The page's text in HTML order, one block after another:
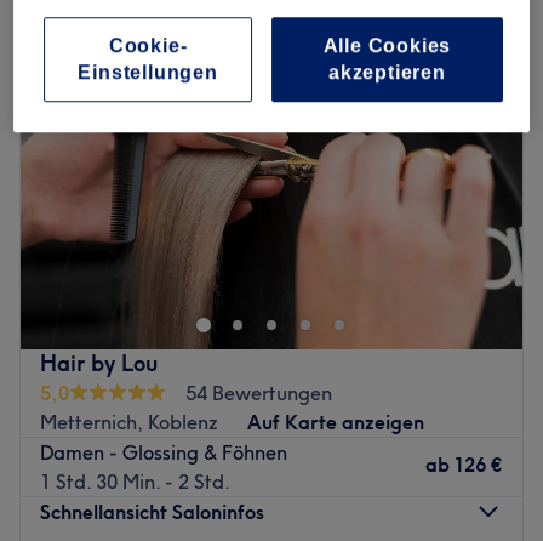
Hair by Lou
5,0
54 Bewertungen
Metternich, Koblenz
Auf Karte anzeigen
Damen - Glossing & Föhnen
1 Std. 30 Min. - 2 Std.
ab 126 €
Schnellansicht Saloninfos
Cookie-
Einstellungen
Alle Cookies
akzeptieren